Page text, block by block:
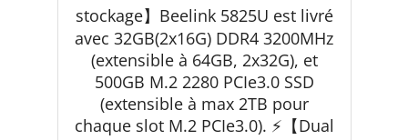
stockage】Beelink 5825U est livré
avec 32GB(2x16G) DDR4 3200MHz
(extensible à 64GB, 2x32G), et
500GB M.2 2280 PCIe3.0 SSD
(extensible à max 2TB pour
chaque slot M.2 PCIe3.0). ⚡【Dual